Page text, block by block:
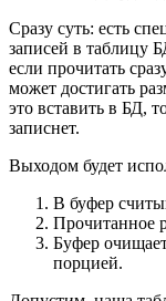
Сразу суть: есть
записей в таблицу
если прочитать
может достигать
это вставить в БД,
записнет.
Выходом будет
В буфер
Прочитанное
Буфер
порцией.